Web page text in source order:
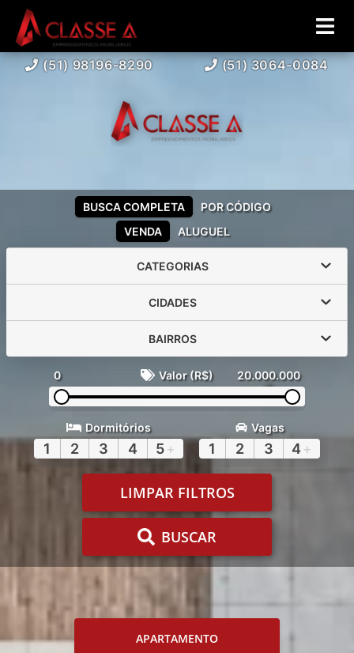
(51) 98196-8290 (51) 3064-0084
VENDA ALUGUEL
BUSCA COMPLETA POR CÓDIGO
CATEGORIAS
CIDADES
BAIRROS
0 Valor (R$) 20.000.000
Dormitórios
1 2 3 4 5+
Vagas
1 2 3 4 +
LIMPAR FILTROS
BUSCAR
APARTAMENTO